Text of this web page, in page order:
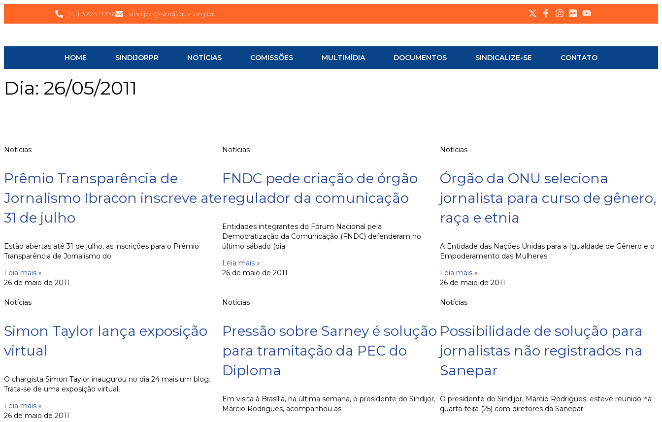
(41) 3224 9296 sindijor@sindijorpr.org.br
HOME SINDIJORPR NOTÍCIAS COMISSÕES MULTIMÍDIA DOCUMENTOS SINDICALIZE-SE CONTATO
Dia: 26/05/2011
Notícias
Prêmio Transparência de
Jornalismo Ibracon inscreve ate
31 de julho
Estão abertas até 31 de julho, as inscrições para o Prêmio
Transparência de Jornalismo do
Leia mais »
26 de maio de 2011
Notícias
FNDC pede criação de órgão
regulador da comunicação
Entidades integrantes do Fórum Nacional pela
Democratização da Comunicação (FNDC) defenderam no
último sábado (dia
Leia mais »
26 de maio de 2011
Notícias
Órgão da ONU seleciona
jornalista para curso de gênero,
raça e etnia
A Entidade das Nações Unidas para a Igualdade de Gênero e o
Empoderamento das Mulheres
Leia mais »
26 de maio de 2011
Notícias
Simon Taylor lança exposição
virtual
O chargista Simon Taylor inaugurou no dia 24 mais um blog.
Trata-se de uma exposição virtual,
Leia mais »
26 de maio de 2011
Notícias
Pressão sobre Sarney é solução
para tramitação da PEC do
Diploma
Em visita à Brasília, na última semana, o presidente do Sindijor,
Márcio Rodrigues, acompanhou as
Notícias
Possibilidade de solução para
jornalistas não registrados na
Sanepar
O presidente do Sindijor, Márcio Rodrigues, esteve reunido na
quarta-feira (25) com diretores da Sanepar